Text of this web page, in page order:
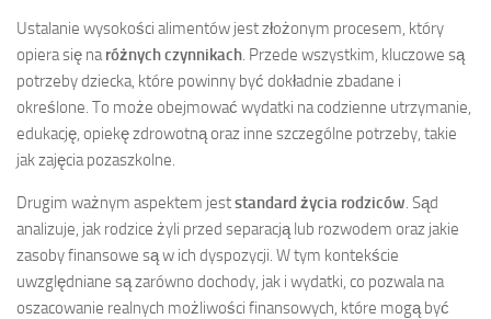
Ustalanie wysokości alimentów jest złożonym procesem, który
opiera się na różnych czynnikach . Przede wszystkim, kluczowe są
potrzeby dziecka, które powinny być dokładnie zbadane i
określone. To może obejmować wydatki na codzienne utrzymanie,
edukację, opiekę zdrowotną oraz inne szczególne potrzeby, takie
jak zajęcia pozaszkolne.
Drugim ważnym aspektem jeststandard życia rodziców . Sąd
analizuje, jak rodzice żyli przed separacją lub rozwodem oraz jakie
zasoby finansowe są w ich dyspozycji. W tym kontekście
uwzględniane są zarówno dochody, jak i wydatki, co pozwala na
oszacowanie realnych możliwości finansowych, które mogą być